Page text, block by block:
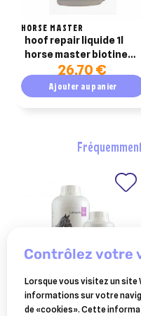
HORSE MASTER
hoof repair liquide 1l
horse master biotine
liquide pour sabot
cheval
26,70 €
Ajouter au panier
FEDVET
contrôlez votre
Lorsque vous visitez un site
informations sur votre
de «cookies». Cette